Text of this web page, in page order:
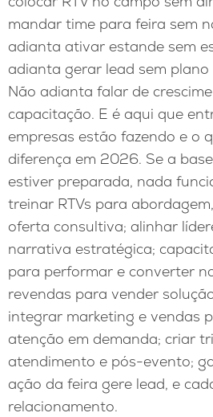
mandar time para feira sem
adianta ativar estande sem
adianta gerar lead sem plano
Não adianta falar de
capacitação. E é aqui que
empresas estão fazendo e o
diferença em 2026. Se a
estiver preparada, nada
treinar RTVs para
oferta consultiva; alinhar
narrativa estratégica;
para performar e converter
revendas para vender
integrar marketing e vendas
atenção em demanda; criar
atendimento e pós-evento;
ação da feira gere lead, e
relacionamento.